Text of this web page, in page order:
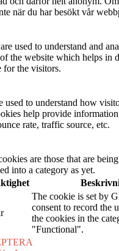
när du har besökt vår
used to understand and
the website which helps in
for the visitors.
used to understand how
help provide
rate, traffic source, etc.
are those that are
into a category as yet.
The cookie is set by
consent to record the
the cookies in the
"Functional".